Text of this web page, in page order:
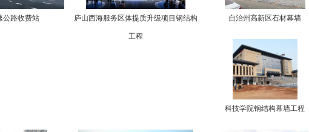
公路收费站 庐山西海服务区体提质升级项目钢结构
工程
自治州高新区石材幕墙
科技学院钢结构幕墙工程